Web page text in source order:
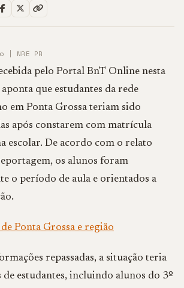
NRE PR
pelo Portal BnT Online nesta
que estudantes da rede
em Ponta Grossa teriam sido
após constarem com matrícula
escolar. De acordo com o relato
os alunos foram
o período de aula e orientados a
Ponta Grossa e região
repassadas, a situação teria
de estudantes, incluindo alunos do 3º